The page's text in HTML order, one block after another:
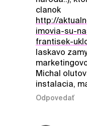
clanok
http://
imovia-su-
frantisek-
laskavo
Michal
instalacia,
Odpovedať